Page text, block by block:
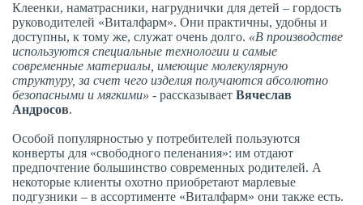
Клеенки, наматрасники, нагруднички для детей – гордость
руководителей «Виталфарм». Они практичны, удобны и
доступны, к тому же, служат очень долго. «В производстве
используются специальные технологии и самые
современные материалы, имеющие молекулярную
структуру, за счет чего изделия получаются абсолютно
безопасными и мягкими» - рассказывает Вячеслав
Андросов.
Особой популярностью у потребителей пользуются
конверты для «свободного пеленания»: им отдают
предпочтение большинство современных родителей. А
некоторые клиенты охотно приобретают марлевые
подгузники – в ассортименте «Виталфарм» они также есть.